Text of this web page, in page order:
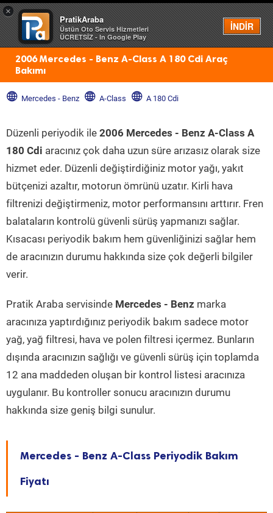
×
PratikAraba
Üstün Oto Servis Hizmetleri
ÜCRETSİZ - In Google Play
İNDİR
Menü
2006 Mercedes - Benz A-Class A 180 Cdi Araç
Bakımı
Mercedes - Benz A-Class A 180 Cdi
Düzenli periyodik ile 2006 Mercedes - Benz A-Class A
180 Cdi aracınız çok daha uzun süre arızasız olarak size
hizmet eder. Düzenli değiştirdiğiniz motor yağı, yakıt
bütçenizi azaltır, motorun ömrünü uzatır. Kirli hava
filtrenizi değiştirmeniz, motor performansını arttırır. Fren
balataların kontrolü güvenli sürüş yapmanızı sağlar.
Kısacası periyodik bakım hem güvenliğinizi sağlar hem
de aracınızın durumu hakkında size çok değerli bilgiler
verir.
Pratik Araba servisinde Mercedes - Benz marka
aracınıza yaptırdığınız periyodik bakım sadece motor
yağ, yağ filtresi, hava ve polen filtresi içermez. Bunların
dışında aracınızın sağlığı ve güvenli sürüş için toplamda
12 ana maddeden oluşan bir kontrol listesi aracınıza
uygulanır. Bu kontroller sonucu aracınızın durumu
hakkında size geniş bilgi sunulur.
Mercedes - Benz A-Class Periyodik Bakım
Fiyatı